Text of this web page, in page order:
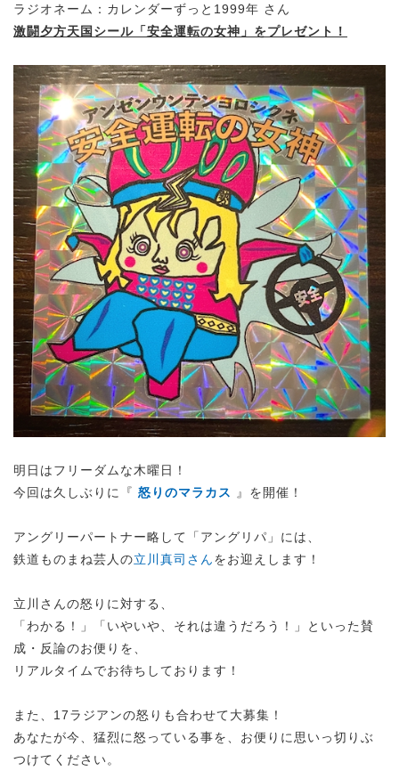
ラジオネーム： カレンダーずっと1999年 さん
激闘夕方天国シール「安全運転の女神」をプレゼント！
明日はフリーダムな木曜日！
今回は久しぶりに
『 怒りのマラカス 』を開催！
アングリーパートナー略して「アングリパ」には、
鉄道ものまね芸人の立川真司さんをお迎えします！
立川さんの怒りに対する、
「わかる！」「いやいや、それは違うだろう！」といった賛
成・反論のお便りを、
リアルタイムでお待ちしております！
また、17ラジアンの怒りも合わせて大募集！
あなたが今、猛烈に怒っている事を、 お便りに思いっ切りぶ
つけてください。